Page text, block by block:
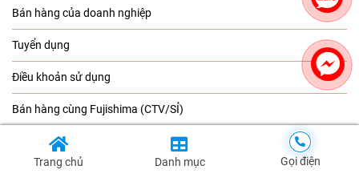
Bán hàng của doanh nghiệp
Tuyển dụng
Điều khoản sử dụng
Bán hàng cùng Fujishima (CTV/SỈ)
Nhượng quyền thương hiệu
Trang chủ Danh mục Gọi điện